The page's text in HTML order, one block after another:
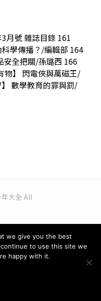
月號 雜誌目錄 161
科學傳播？/編輯部 164
安全把關/孫璐西 166
物】 閃電俠與萬磁王/
數學教育的罪與罰/
大全 All
we give you the best
to use this site we
happy with it.